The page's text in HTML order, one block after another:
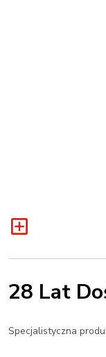
28 Lat
Specjalistyczna